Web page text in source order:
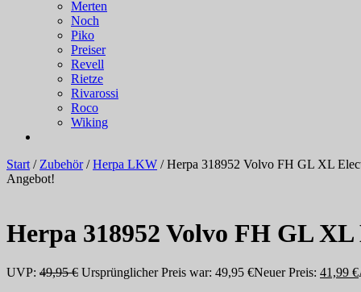
Merten
Noch
Piko
Preiser
Revell
Rietze
Rivarossi
Roco
Wiking
Start/Zubehör/Herpa LKW / Herpa 318952 Volvo FH GL XL
Angebot!
Herpa 318952 Volvo FH GL
UVP: 49,95€ Ursprünglicher Preis war: 49,95 €Neuer Preis: 41,99 €